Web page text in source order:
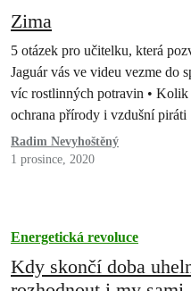
Zima
5 otázek pro učitelku, která
Jaguár vás ve videu vezme do
víc rostlinných potravin • Kolik
ochrana přírody i vzdušní piráti
šetrné Vánoce • Česká
Radim Nevyhoštěný
1 prosince, 2020
Energetická revoluce
Kdy skončí doba